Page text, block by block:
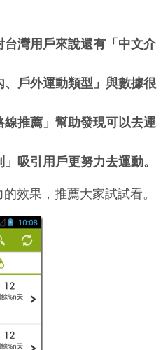
台灣用戶來說還有「中文介
、戶外運動類型」與數據很
線推薦」幫助發現可以去運
吸引用戶更努力去運動。
效果，推薦大家試試看。